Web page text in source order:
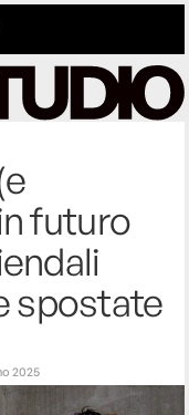
futuro
spostate
2025